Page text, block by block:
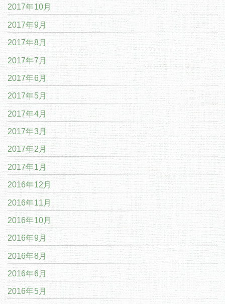
2017年10月
2017年9月
2017年8月
2017年7月
2017年6月
2017年5月
2017年4月
2017年3月
2017年2月
2017年1月
2016年12月
2016年11月
2016年10月
2016年9月
2016年8月
2016年6月
2016年5月